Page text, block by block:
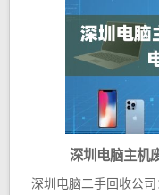
深圳电脑主机
深圳电脑二手回收公